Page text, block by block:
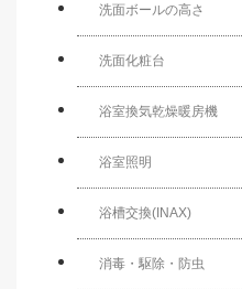
洗面ボールの高さ
洗面化粧台
浴室換気乾燥暖房機
浴室照明
浴槽交換(INAX)
消毒・駆除・防虫